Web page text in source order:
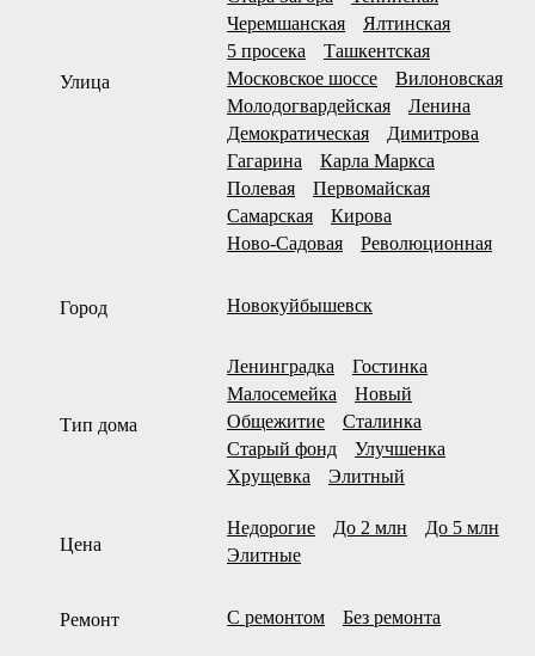
Улица
Черемшанская
Ялтинская
5 просека
Ташкентская
Московское шоссе
Вилоновская
Молодогвардейская
Ленина
Демократическая
Димитрова
Гагарина
Карла Маркса
Полевая
Первомайская
Самарская
Кирова
Ново-Садовая
Революционная
Город Новокуйбышевск
Тип дома
Ленинградка
Гостинка
Малосемейка
Новый
Общежитие
Сталинка
Старый фонд
Улучшенка
Хрущевка
Элитный
Цена
Недорогие До 2 млн
До 5 млн
Элитные
Ремонт С ремонтом Без ремонта